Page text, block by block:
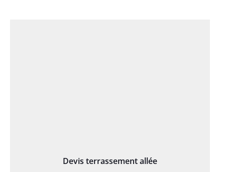
Devis terrassement allée